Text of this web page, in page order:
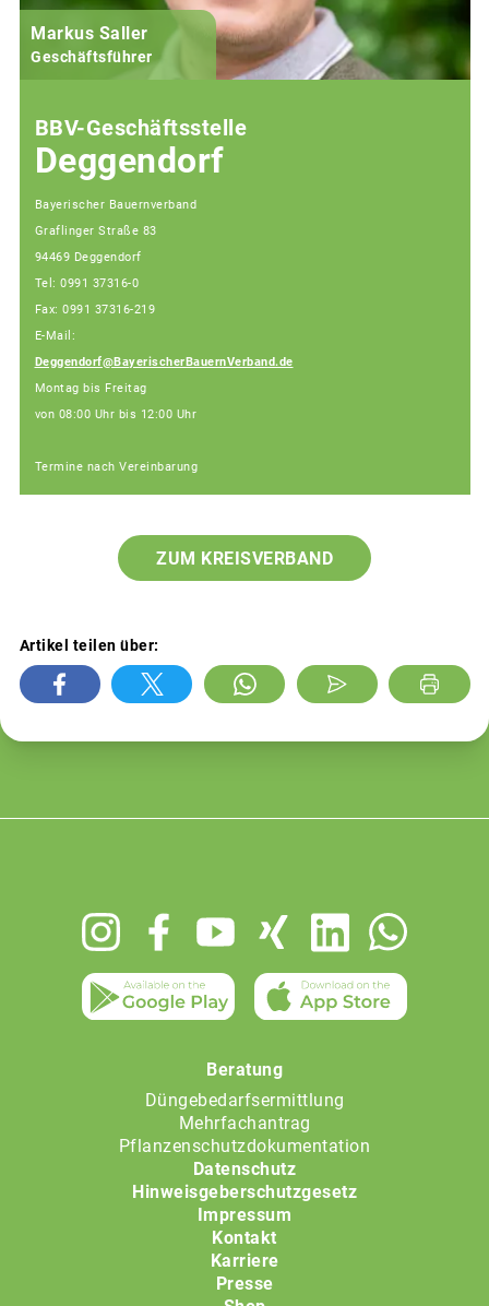
Markus Saller
Geschäftsführer
BBV-Geschäftsstelle
Deggendorf
Bayerischer Bauernverband
Graflinger Straße 83
94469 Deggendorf
Tel: 0991 37316-0
Fax: 0991 37316-219
E-Mail:
Deggendorf@BayerischerBauernVerband.de
Montag bis Freitag
von 08:00 Uhr bis 12:00 Uhr
Termine nach Vereinbarung
ZUM KREISVERBAND
Artikel teilen über:
Beratung
Düngebedarfsermittlung
Mehrfachantrag
Pflanzenschutzdokumentation
Datenschutz
Hinweisgeberschutzgesetz
Impressum
Kontakt
Karriere
Presse